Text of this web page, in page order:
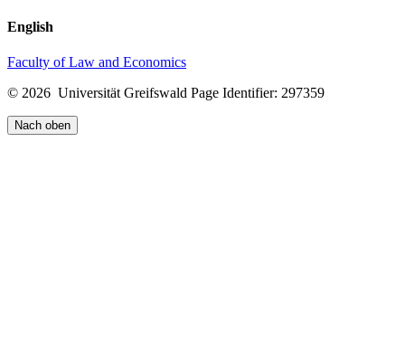
English
Faculty of Law and Economics
© 2026 Universität Greifswald Page Identifier: 297359
Nach oben